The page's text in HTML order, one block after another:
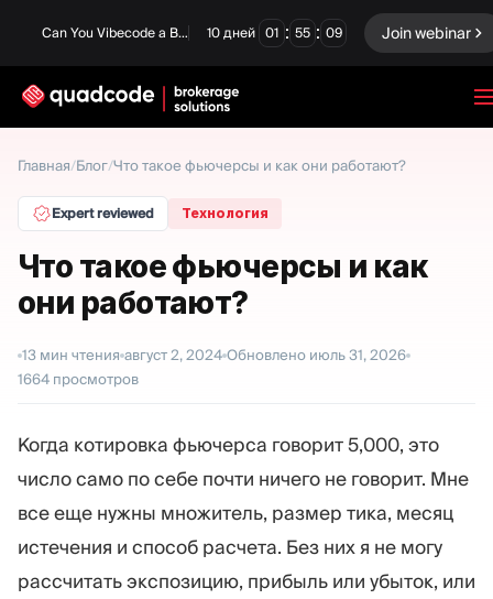
Can You Vibecode a Brokerage Platform? 10 дней 01 : 55 : 08 Join webinar
Главная/Блог/Что такое фьючерсы и как они работают?
Expert reviewed Технология
Что такое фьючерсы и как
они работают?
13 мин чтения август 2, 2024 Обновлено июль 31, 2026
1664 просмотров
Когда котировка фьючерса говорит 5,000, это
число само по себе почти ничего не говорит. Мне
все еще нужны множитель, размер тика, месяц
истечения и способ расчета. Без них я не могу
рассчитать экспозицию, прибыль или убыток, или
Русский
Готовое решение
Forex / CFD Биржа и Клиринг
МОДУЛИ
Торговая платформа Back-office
РЕСУРСЫ ЕЩЁ